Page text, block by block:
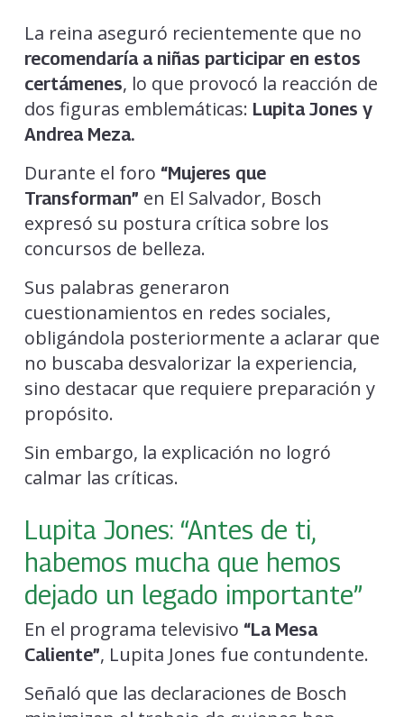
La reina aseguró recientemente que no
recomendaría a niñas participar en estos
certámenes, lo que provocó la reacción de
dos figuras emblemáticas: Lupita Jones y
Andrea Meza.
Durante el foro “Mujeres que
Transforman” en El Salvador, Bosch
expresó su postura crítica sobre los
concursos de belleza.
Sus palabras generaron
cuestionamientos en redes sociales,
obligándola posteriormente a aclarar que
no buscaba desvalorizar la experiencia,
sino destacar que requiere preparación y
propósito.
Sin embargo, la explicación no logró
calmar las críticas.
Lupita Jones: “Antes de ti,
habemos mucha que hemos
dejado un legado importante”
En el programa televisivo “La Mesa
Caliente”, Lupita Jones fue contundente.
Señaló que las declaraciones de Bosch